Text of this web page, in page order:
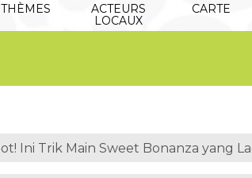
THÈMES
ACTEURS
LOCAUX
CARTE